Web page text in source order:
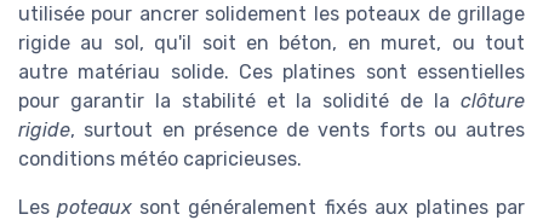
utilisée pour ancrer solidement les poteaux de grillage
rigide au sol, qu'il soit en béton, en muret, ou tout
autre matériau solide. Ces platines sont essentielles
pour garantir la stabilité et la solidité de la clôture
rigide, surtout en présence de vents forts ou autres
conditions météo capricieuses.
Lespoteaux sont généralement fixés aux platines par